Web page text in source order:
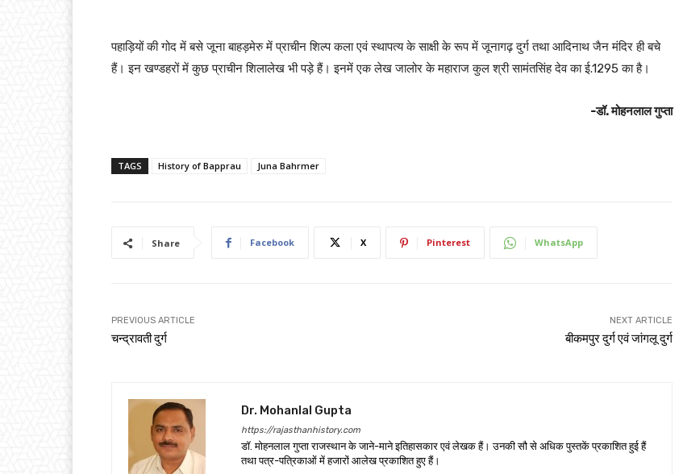
पहाड़ियों की गोद में बसे जूना बाहड़मेरु में प्राचीन शिल्प कला एवं स्थापत्य के साक्षी के रूप में जूनागढ़ दुर्ग तथा आदिनाथ जैन मंदिर ही बचे
हैं। इन खण्डहरों में कुछ प्राचीन शिलालेख भी पड़े हैं। इनमें एक लेख जालोर के महाराज कुल श्री सामंतसिंह देव का ई.1295 का है।
-डॉ. मोहनलाल गुप्ता
TAGS History of Bapprau Juna Bahrmer
Share Facebook X Pinterest WhatsApp
PREVIOUS ARTICLE
चन्द्रावती दुर्ग
NEXT ARTICLE
बीकमपुर दुर्ग एवं जांगलू दुर्ग
Dr. Mohanlal Gupta
https://rajasthanhistory.com
डॉ. मोहनलाल गुप्ता राजस्थान के जाने-माने इतिहासकार एवं लेखक हैं। उनकी सौ से अधिक पुस्तकें प्रकाशित हुई हैं
तथा पत्र-पत्रिकाओं में हजारों आलेख प्रकाशित हुए हैं।